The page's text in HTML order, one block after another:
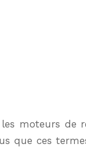
moteurs de
que ces